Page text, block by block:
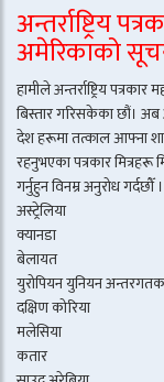
अन्तर्राष्ट्रिय
अमेरिकाको
हामीले अन्तर्राष्ट्रिय
बिस्तार गरिसकेका छौं। अब
देश हरूमा तत्काल आफ्ना
रहनुभएका पत्रकार मित्रहरू
गर्नुहुन विनम्र अनुरोध गर्दछौँ ।
अस्ट्रेलिया
क्यानडा
बेलायत
युरोपियन युनियन
दक्षिण कोरिया
मलेसिया
कतार